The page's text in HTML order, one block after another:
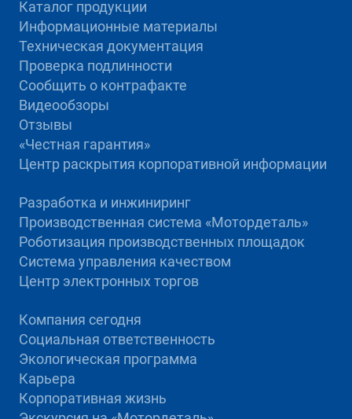
Каталог продукции
Информационные материалы
Техническая документация
Проверка подлинности
Сообщить о контрафакте
Видеообзоры
Отзывы
«Честная гарантия»
Центр раскрытия корпоративной информации
Разработка и инжиниринг
Производственная система «Mотордеталь»
Роботизация производственных площадок
Система управления качеством
Центр электронных торгов
Компания сегодня
Социальная ответственность
Экологическая программа
Карьера
Корпоративная жизнь